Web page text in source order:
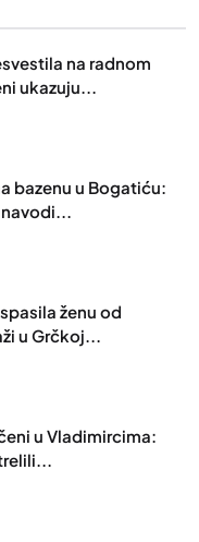
na radnom
ukazuju...
bazenu u Bogatiću:
ženu od
u Grčkoj...
u Vladimircima: